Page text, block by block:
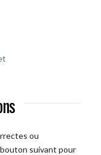
ou
suivant pour